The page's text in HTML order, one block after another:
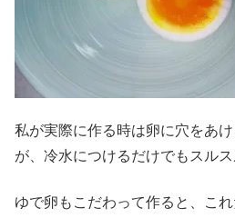
私が実際に作る時は卵に穴をあ
が、冷水につけるだけでもスルス
ゆで卵もこだわって作ると、こ